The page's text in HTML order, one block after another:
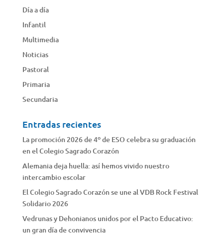
Día a día
Infantil
Multimedia
Noticias
Pastoral
Primaria
Secundaria
Entradas recientes
La promoción 2026 de 4º de ESO celebra su graduación
en el Colegio Sagrado Corazón
Alemania deja huella: así hemos vivido nuestro
intercambio escolar
El Colegio Sagrado Corazón se une al VDB Rock Festival
Solidario 2026
Vedrunas y Dehonianos unidos por el Pacto Educativo:
un gran día de convivencia